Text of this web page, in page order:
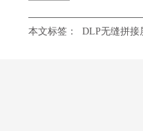
本文标签： DLP无缝拼接